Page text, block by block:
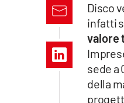
Disco
infatti
valore
sede a
della